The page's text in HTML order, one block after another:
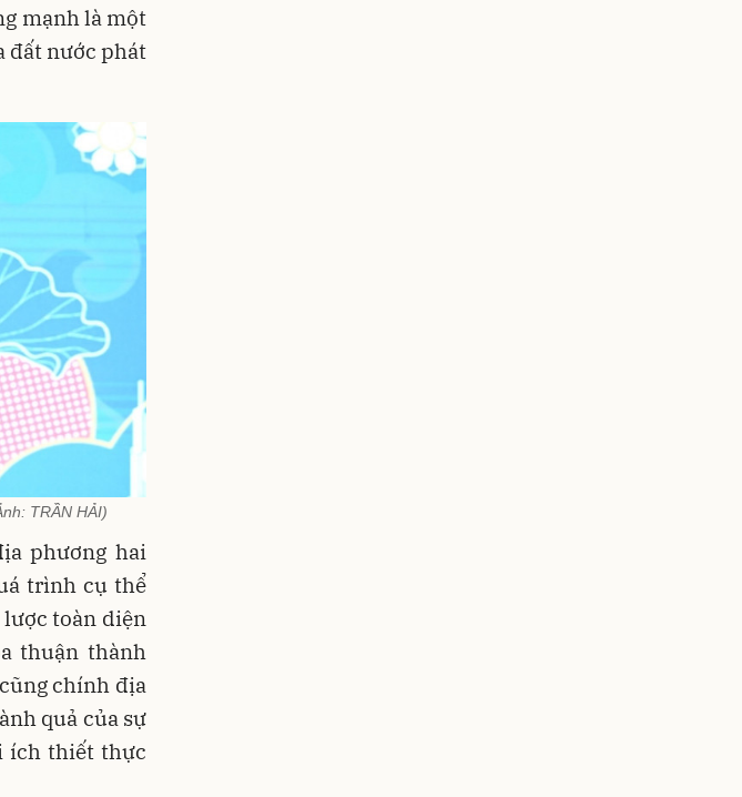
mạnh là một
đất nước phát
TRẦN HẢI)
phương hai
trình cụ thể
toàn diện
thuận thành
chính địa
quả của sự
ích thiết thực